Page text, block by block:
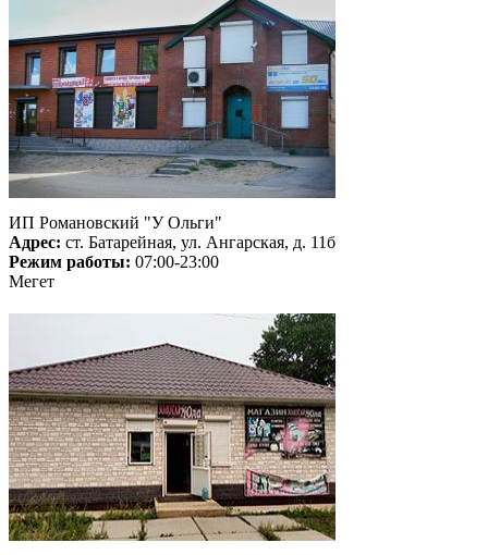
ИП Романовский "У Ольги"
Адрес: ст. Батарейная, ул. Ангарская, д. 11б
Режим работы: 07:00-23:00
Мегет